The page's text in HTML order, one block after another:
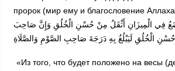
пророк (мир ему и благословение
فِي الْمِيزَانِ أَثْقَلُ مِنْ حُسْنِ الْخُلُقِ وَإِنَّ صَاحِبَ
حُسْنِ الْخُلُقِ لَيَبْلُغُ بِهِ دَرَجَةَ صَاحِبِ الصَّوْمِ وَالصَّلَاةِ
«Из того, что будет положено на весы